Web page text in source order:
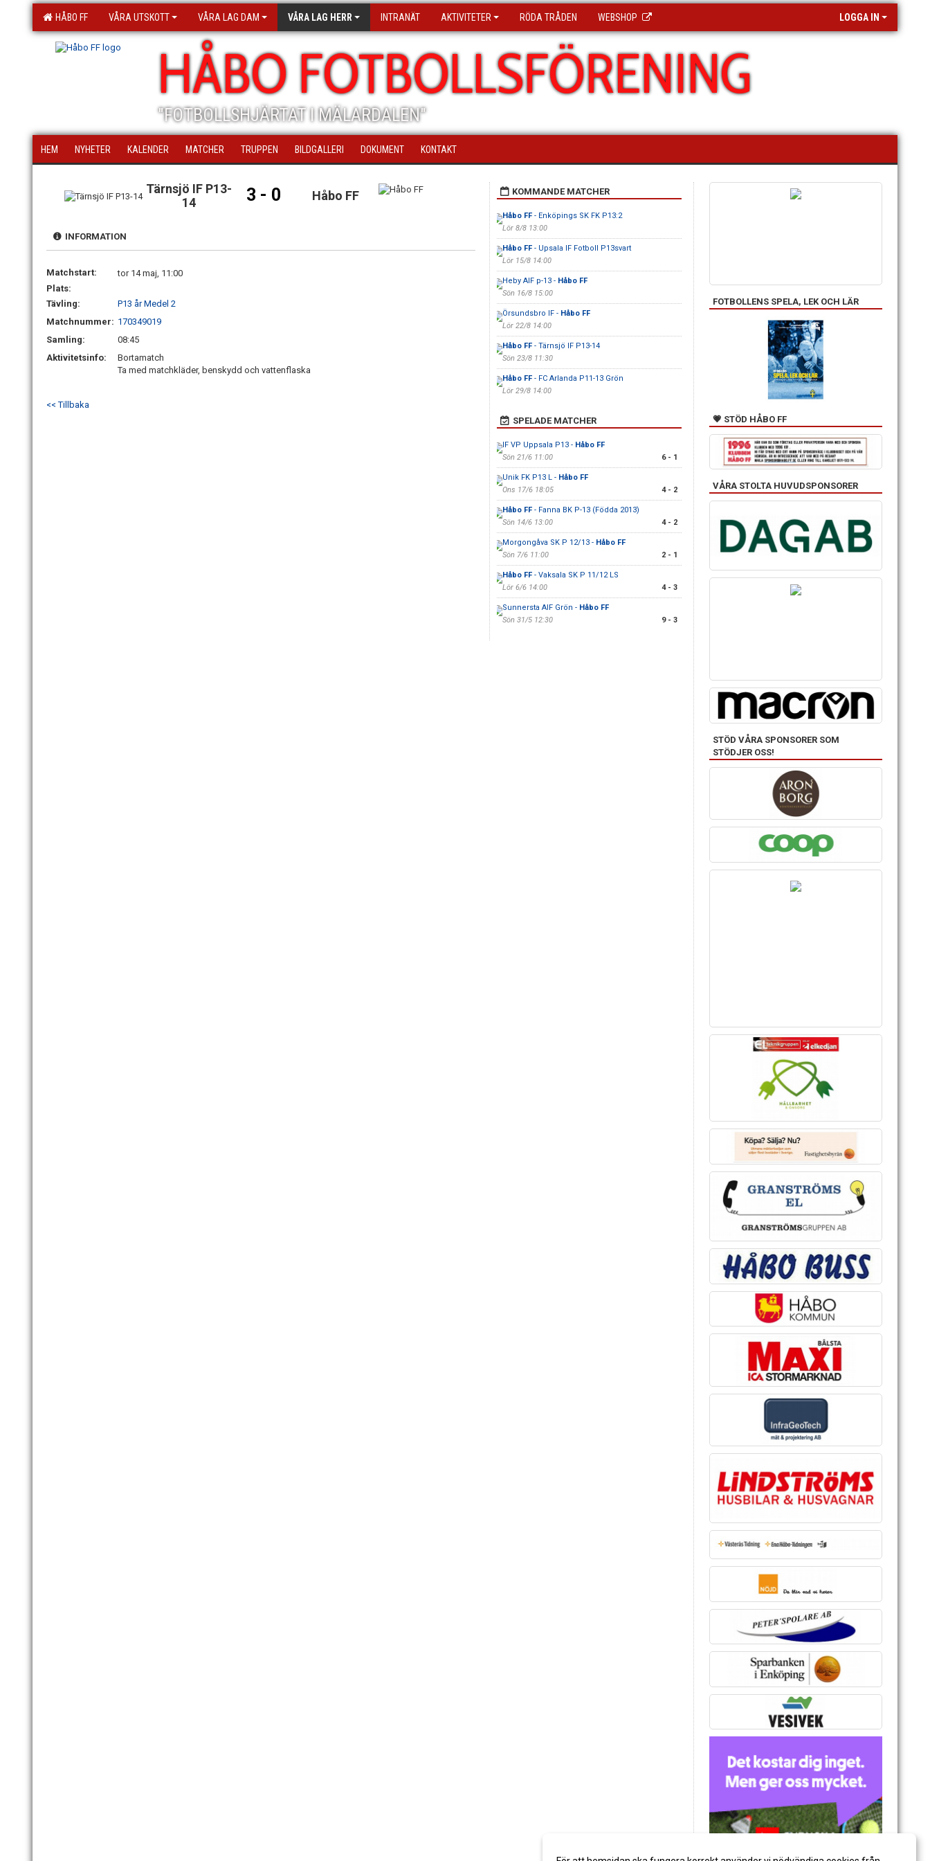
HÅBO FF VÅRA UTSKOTT VÅRA LAG DAM VÅRA LAG HERR INTRANÄT AKTIVITETER RÖDA TRÅDEN WEBSHOP LOGGA IN
HÅBO FOTBOLLSFÖRENING
"FOTBOLLSHJÄRTAT I MÄLARDALEN"
HEM NYHETER KALENDER MATCHER TRUPPEN BILDGALLERI DOKUMENT KONTAKT
Tärnsjö IF P13-
14
3 - 0 Håbo FF
INFORMATION
Matchstart:
tor 14 maj, 11:00
Plats:
Tävling:
P13 år Medel 2
Matchnummer: 170349019
Samling:
08:45
Aktivitetsinfo:
Bortamatch
Ta med matchkläder, benskydd och vattenflaska
<< Tillbaka
KOMMANDE MATCHER
Håbo FF- Enköpings SK FK P13:2
Lör 8/8 13:00
Håbo FF- Upsala IF Fotboll P13svart
Lör 15/8 14:00
Heby AIF p-13 - Håbo FF
Sön 16/8 15:00
Örsundsbro IF - Håbo FF
Lör 22/8 14:00
Håbo FF- Tärnsjö IF P13-14
Sön 23/8 11:30
Håbo FF- FC Arlanda P11-13 Grön
Lör 29/8 14:00
SPELADE MATCHER
IF VP Uppsala P13 - Håbo FF
Sön 21/6 11:00
6 - 1
Unik FK P13 L - Håbo FF
Ons 17/6 18:05
4 - 2
Håbo FF- Fanna BK P-13 (Födda 2013)
Sön 14/6 13:00
4 - 2
Morgongåva SK P 12/13 - Håbo FF
Sön 7/6 11:00
2 - 1
Håbo FF- Vaksala SK P 11/12 LS
Lör 6/6 14:00
4 - 3
Sunnersta AIF Grön - Håbo FF
Sön 31/5 12:30
9 - 3
FOTBOLLENS SPELA, LEK OCH LÄR
💗 STÖD HÅBO FF
VÅRA STOLTA HUVUDSPONSORER
STÖD VÅRA SPONSORER SOM
STÖDJER OSS!